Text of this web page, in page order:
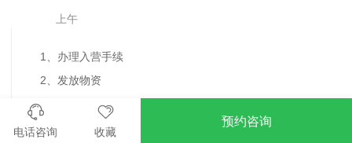
上午
1、办理入营手续
2、发放物资
3、熟悉营地
电话咨询 收藏
预约咨询